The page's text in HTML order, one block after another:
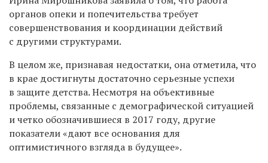
органов опеки и попечительства требует
совершенствования и координации действий
с другими структурами.
В целом же, признавая недостатки, она отметила, что
в крае достигнуты достаточно серьезные успехи
в защите детства. Несмотря на объективные
проблемы, связанные с демографической ситуацией
и четко обозначившиеся в 2017 году, другие
показатели «дают все основания для
оптимистичного взгляда в будущее».